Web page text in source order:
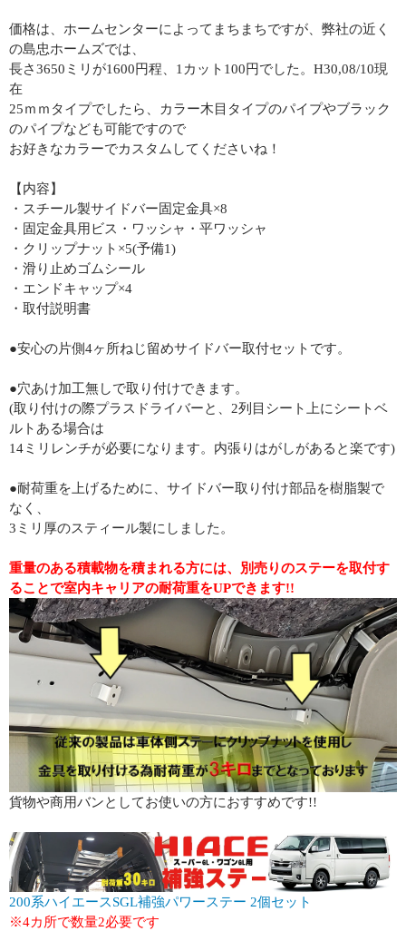
価格は、ホームセンターによってまちまちですが、弊社の近く
の島忠ホームズでは、
長さ3650ミリが1600円程、1カット100円でした。H30,08/10現
在
25ｍｍタイプでしたら、カラー木目タイプのパイプやブラック
のパイプなども可能ですので
お好きなカラーでカスタムしてくださいね！
【内容】
・スチール製サイドバー固定金具×8
・固定金具用ビス・ワッシャ・平ワッシャ
・クリップナット×5(予備1)
・滑り止めゴムシール
・エンドキャップ×4
・取付説明書
●安心の片側4ヶ所ねじ留めサイドバー取付セットです。
●穴あけ加工無しで取り付けできます。
(取り付けの際プラスドライバーと、2列目シート上にシートベ
ルトある場合は
14ミリレンチが必要になります。内張りはがしがあると楽です)
●耐荷重を上げるために、サイドバー取り付け部品を樹脂製で
なく、
3ミリ厚のスティール製にしました。
重量のある積載物を積まれる方には、別売りのステーを取付す
ることで室内キャリアの耐荷重をUPできます!!
貨物や商用バンとしてお使いの方におすすめです!!
200系ハイエースSGL補強パワーステー 2個セット
※4カ所で数量2必要です